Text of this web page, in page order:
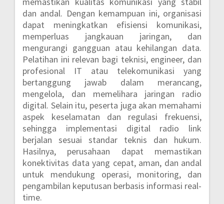
dan andal. Dengan kemampuan ini, organisasi
dapat meningkatkan efisiensi komunikasi,
memperluas jangkauan jaringan, dan
mengurangi gangguan atau kehilangan data.
Pelatihan ini relevan bagi teknisi, engineer, dan
profesional IT atau telekomunikasi yang
bertanggung jawab dalam merancang,
mengelola, dan memelihara jaringan radio
digital. Selain itu, peserta juga akan memahami
aspek keselamatan dan regulasi frekuensi,
sehingga implementasi digital radio link
berjalan sesuai standar teknis dan hukum.
Hasilnya, perusahaan dapat memastikan
konektivitas data yang cepat, aman, dan andal
untuk mendukung operasi, monitoring, dan
pengambilan keputusan berbasis informasi real-
time.